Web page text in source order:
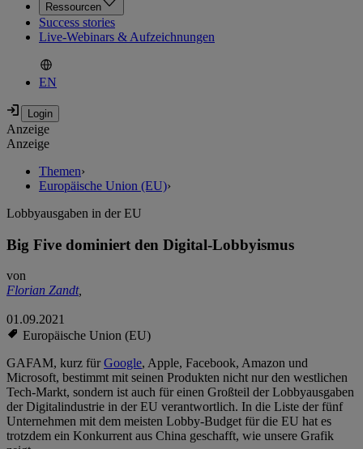
Ressourcen
Success stories
Live-Webinars & Aufzeichnungen
EN
Anzeige
Anzeige
Themen›
Europäische Union (EU)›
Lobbyausgaben in der EU
Big Five dominiert den Digital-Lobbyismus
von
Florian Zandt,
01.09.2021
Europäische Union (EU)
GAFAM, kurz fürGoogle, Apple, Facebook, Amazon und
Microsoft, bestimmt mit seinen Produkten nicht nur den westlichen
Tech-Markt, sondern ist auch für einen Großteil der Lobbyausgaben
der Digitalindustrie in der EU verantwortlich. In die Liste der fünf
Unternehmen mit dem meisten Lobby-Budget für die EU hat es
trotzdem ein Konkurrent aus China geschafft, wie unsere Grafik